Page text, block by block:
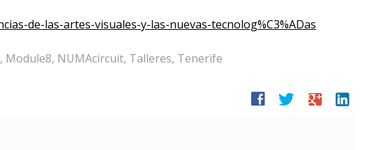
de-las-artes-visuales-y-las-nuevas-tecnolog%C3%ADas
, Module8, NUMAcircuit, Talleres, Tenerife
facebook twitter google linkedin